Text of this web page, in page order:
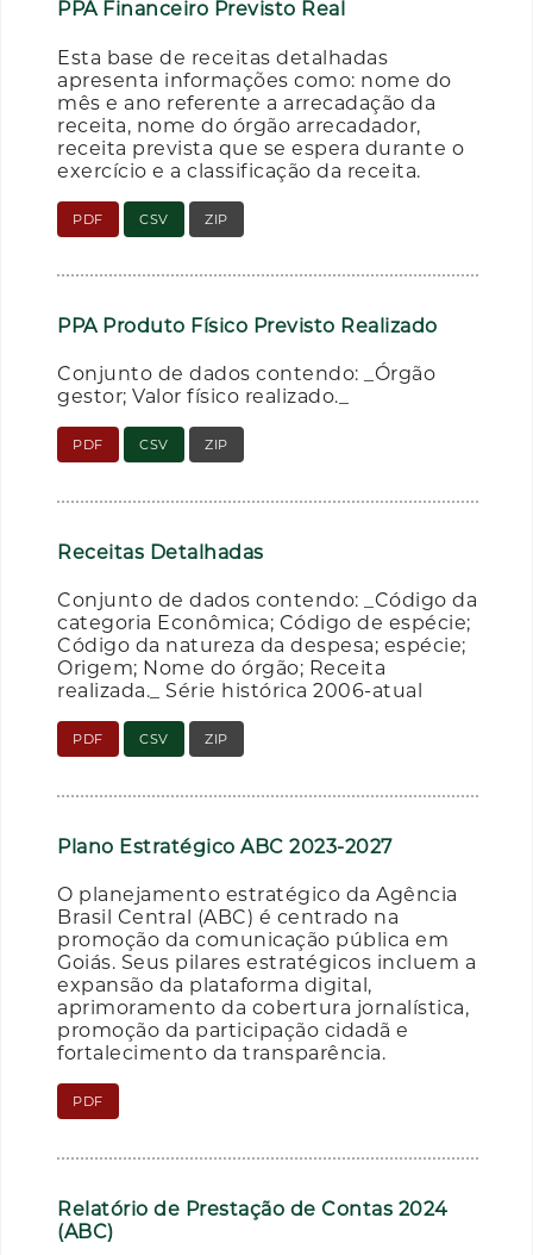
PPA Financeiro Previsto Real
Esta base de receitas detalhadas
apresenta informações como: nome do
mês e ano referente a arrecadação da
receita, nome do órgão arrecadador,
receita prevista que se espera durante o
exercício e a classificação da receita.
PDF CSV ZIP
PPA Produto Físico Previsto Realizado
Conjunto de dados contendo: _Órgão
gestor; Valor físico realizado._
PDF CSV ZIP
Receitas Detalhadas
Conjunto de dados contendo: _Código da
categoria Econômica; Código de espécie;
Código da natureza da despesa; espécie;
Origem; Nome do órgão; Receita
realizada._ Série histórica 2006-atual
PDF CSV ZIP
Plano Estratégico ABC 2023-2027
O planejamento estratégico da Agência
Brasil Central (ABC) é centrado na
promoção da comunicação pública em
Goiás. Seus pilares estratégicos incluem a
expansão da plataforma digital,
aprimoramento da cobertura jornalística,
promoção da participação cidadã e
fortalecimento da transparência.
PDF
Relatório de Prestação de Contas 2024
(ABC)